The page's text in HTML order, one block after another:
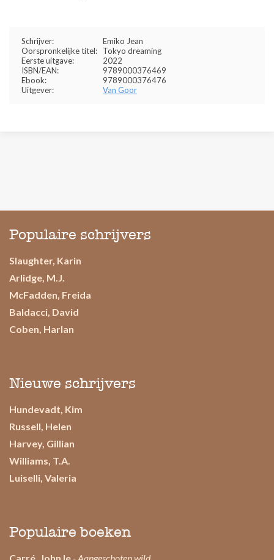
Schrijver:
Emiko Jean
Oorspronkelijke titel:
Tokyo dreaming
Eerste uitgave:
2022
ISBN/EAN:
9789000376469
Ebook:
9789000376476
Uitgever:
Van Goor
Populaire schrijvers
Slaughter, Karin
Arlidge, M.J.
McFadden, Freida
Baldacci, David
Coben, Harlan
Nieuwe schrijvers
Hundevadt, Kim
Russell, Helen
Harvey, Gillian
Williams, T.A.
Luiselli, Valeria
Populaire boeken